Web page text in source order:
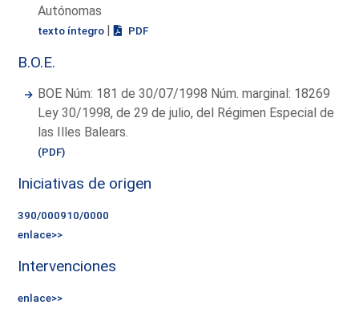
Autónomas
texto íntegro | PDF
B.O.E.
BOE Núm: 181 de 30/07/1998 Núm. marginal: 18269
Ley 30/1998, de 29 de julio, del Régimen Especial de
las Illes Balears.
(PDF)
Iniciativas de origen
390/000910/0000
enlace>>
Intervenciones
enlace>>